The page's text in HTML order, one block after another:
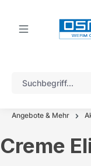
Angebote & Mehr
Creme